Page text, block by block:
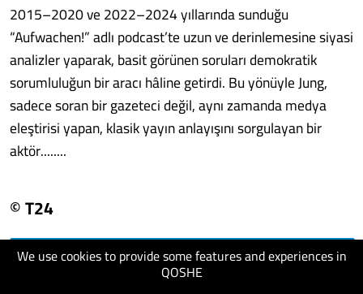
We use cookies to provide some features and experiences in
QOSHE
2015–2020 ve 2022–2024 yıllarında sunduğu
“Aufwachen!” adlı podcast’te uzun ve derinlemesine siyasi
analizler yaparak, basit görünen soruları demokratik
sorumluluğun bir aracı hâline getirdi. Bu yönüyle Jung,
sadece soran bir gazeteci değil, aynı zamanda medya
eleştirisi yapan, klasik yayın anlayışını sorgulayan bir
aktör........
© T24
visit website